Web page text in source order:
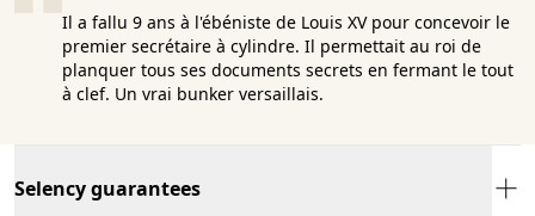
Il a fallu 9 ans à l'ébéniste de Louis XV pour concevoir le
premier secrétaire à cylindre. Il permettait au roi de
planquer tous ses documents secrets en fermant le tout
à clef. Un vrai bunker versaillais.
Selency guarantees